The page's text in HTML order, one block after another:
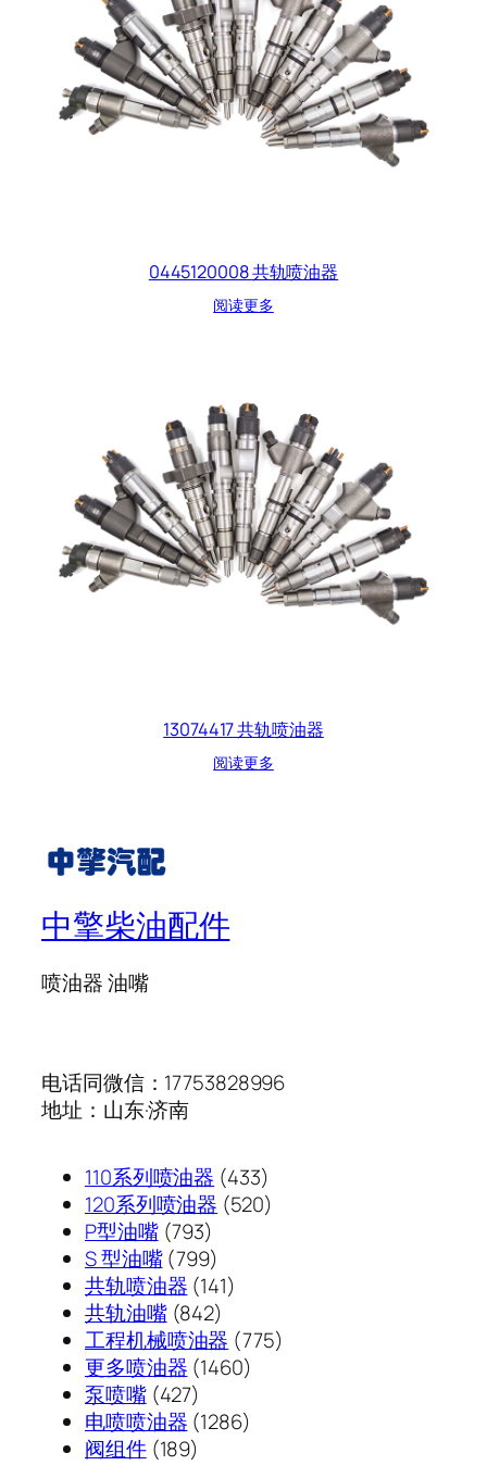
0445120008 共轨喷油器
阅读更多
13074417 共轨喷油器
阅读更多
中擎柴油配件
喷油器 油嘴
电话同微信：17753828996
地址：山东·济南
110系列喷油器 433433
个
120系列喷油器 520520
P型油嘴 793793
个
产
品
S 型油嘴 799799
个
产
品
共轨喷油器 141141
产
品
共轨油嘴 842842
个
产
工程机械喷油器 775775
更多喷油器 14601460
产
泵喷嘴 427427
个
产
电喷喷油器 12861286
阀组件 189189